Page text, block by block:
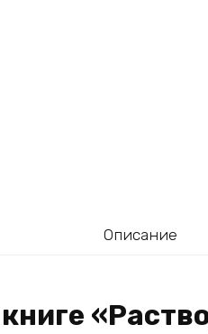
Описание